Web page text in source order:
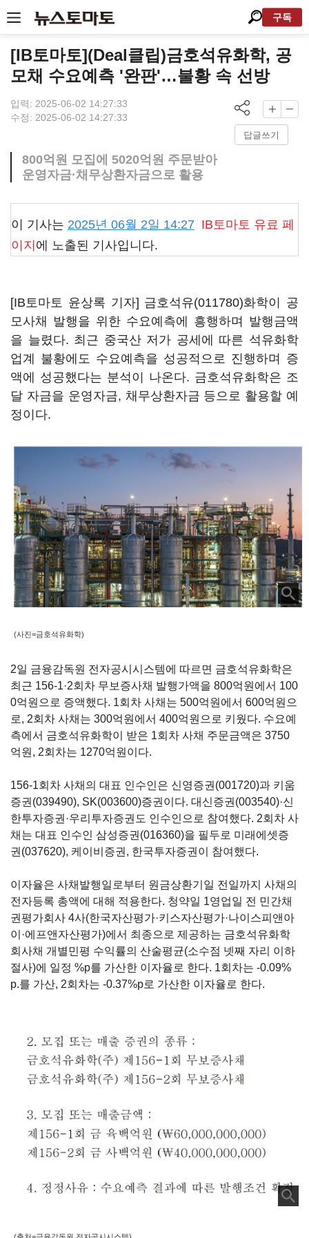
구독
[IB토마토](Deal클립)금호석유화학, 공
모채 수요예측 '완판'…불황 속 선방
입력: 2025-06-02 14:27:33
수정: 2025-06-02 14:27:33
답글쓰기
800억원 모집에 5020억원 주문받아
운영자금·채무상환자금으로 활용
이 기사는 2025년 06월 2일 14:27 IB토마토 유료 페
이지 에 노출된 기사입니다.
[IB토마토 윤상록 기자] 금호석유(011780)화학이 공
모사채 발행을 위한 수요예측에 흥행하며 발행금액
을 늘렸다. 최근 중국산 저가 공세에 따른 석유화학
업계 불황에도 수요예측을 성공적으로 진행하며 증
액에 성공했다는 분석이 나온다. 금호석유화학은 조
달 자금을 운영자금, 채무상환자금 등으로 활용할 예
정이다.
(사진=금호석유화학)
2일 금융감독원 전자공시시스템에 따르면 금호석유화학은
최근 156-1·2회차 무보증사채 발행가액을 800억원에서 100
0억원으로 증액했다. 1회차 사채는 500억원에서 600억원으
로, 2회차 사채는 300억원에서 400억원으로 키웠다. 수요예
측에서 금호석유화학이 받은 1회차 사채 주문금액은 3750
억원 , 2회차는 1270억원이다.
156-1회차 사채의 대표 인수인은 신영증권(001720)과 키움
증권(039490), SK(003600)증권이다. 대신증권(003540)·신
한투자증권·우리투자증권도 인수인으로 참여했다. 2회차 사
채는 대표 인수인 삼성증권(016360)을 필두로 미래에셋증
권(037620), 케이비증권 , 한국투자증권이 참여했다.
이자율은 사채발행일로부터 원금상환기일 전일까지 사채의
전자등록 총액에 대해 적용한다. 청약일 1영업일 전 민간채
권평가회사 4사(한국자산평가·키스자산평가·나이스피앤아
이·에프앤자산평가)에서 최종으로 제공하는 금호석유화학
회사채 개별민평 수익률의 산술평균(소수점 넷째 자리 이하
절사)에 일정 %p를 가산한 이자율로 한다. 1회차는 -0.09%
p.를 가산, 2회차는 -0.37%p로 가산한 이자율로 한다.